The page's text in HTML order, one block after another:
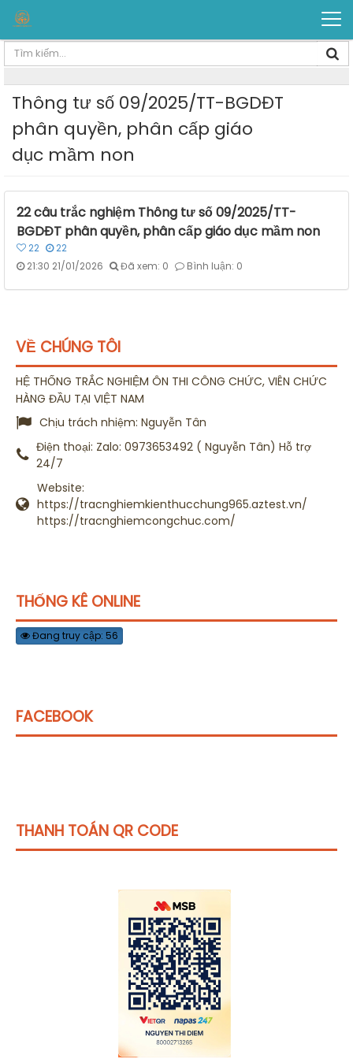
Thông tư số 09/2025/TT-BGDĐT
phân quyền, phân cấp giáo
dục mầm non
22 câu trắc nghiệm Thông tư số 09/2025/TT-
BGDĐT phân quyền, phân cấp giáo dục mầm non
22
22
21:30 21/01/2026
Đã xem: 0 Bình luận: 0
VỀ CHÚNG TÔI
HỆ THỐNG TRẮC NGHIỆM ÔN THI CÔNG CHỨC, VIÊN CHỨC
HÀNG ĐẦU TẠI VIỆT NAM
Chịu trách nhiệm: Nguyễn Tân
Điện thoại: Zalo: 0973653492 ( Nguyễn Tân) Hỗ trợ
24/7
Website:
https://tracnghiemkienthucchung965.aztest.vn/
https://tracnghiemcongchuc.com/
THỐNG KÊ ONLINE
Đang truy cập: 56
FACEBOOK
THANH TOÁN QR CODE